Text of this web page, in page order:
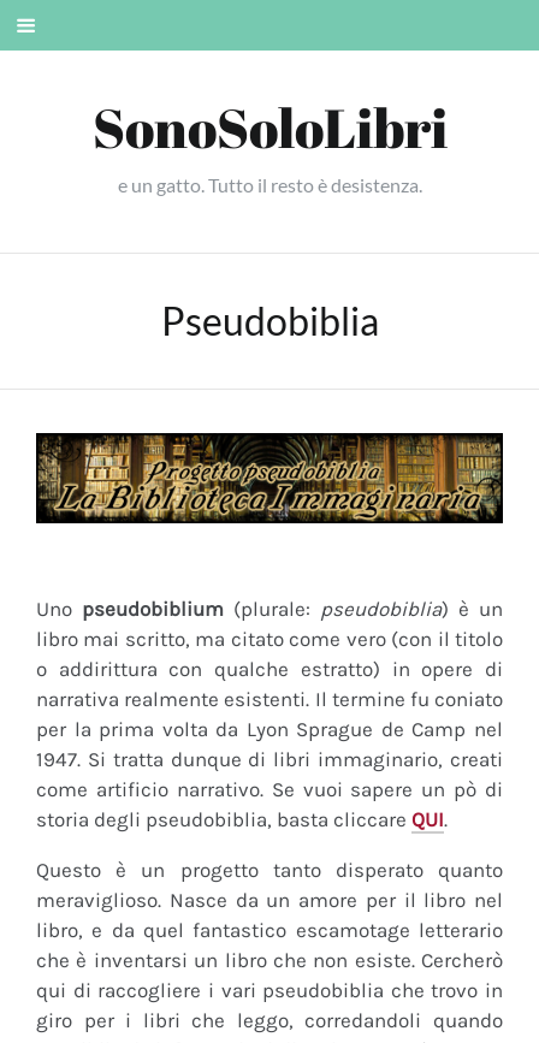
Skip
SonoSoloLibri
e un gatto. Tutto il resto è desistenza.
Pseudobiblia
Uno pseudobiblium (plurale: pseudobiblia) è un
libro mai scritto, ma citato come vero (con il titolo
o addirittura con qualche estratto) in opere di
narrativa realmente esistenti. Il termine fu coniato
per la prima volta da Lyon Sprague de Camp nel
1947. Si tratta dunque di libri immaginario, creati
come artificio narrativo. Se vuoi sapere un pò di
storia degli pseudobiblia, basta cliccare QUI.
Questo è un progetto tanto disperato quanto
meraviglioso. Nasce da un amore per il libro nel
libro, e da quel fantastico escamotage letterario
che è inventarsi un libro che non esiste. Cercherò
qui di raccogliere i vari pseudobiblia che trovo in
giro per i libri che leggo, corredandoli quando